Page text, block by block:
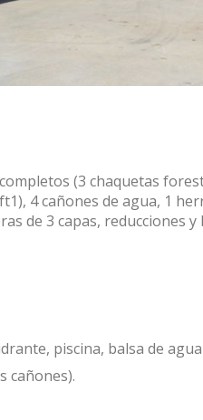
(3 chaquetas
4 cañones de agua, 1
de 3 capas, reducciones y
piscina, balsa de
cañones).